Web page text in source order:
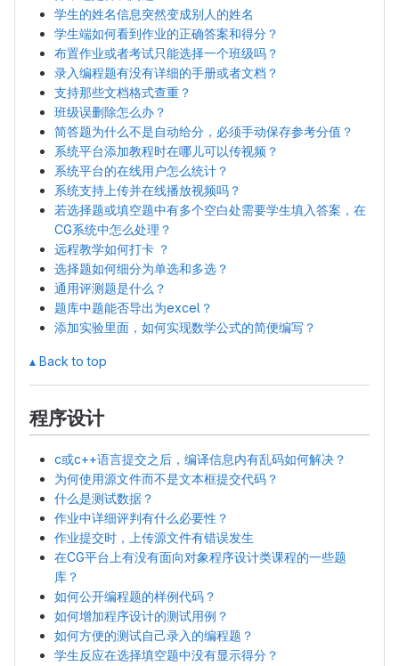
学生的姓名信息突然变成别人的姓名
学生端如何看到作业的正确答案和得分？
布置作业或者考试只能选择一个班级吗？
录入编程题有没有详细的手册或者文档？
支持那些文档格式查重？
班级误删除怎么办？
简答题为什么不是自动给分，必须手动保存参考分值？
系统平台添加教程时在哪儿可以传视频？
系统平台的在线用户怎么统计？
系统支持上传并在线播放视频吗？
若选择题或填空题中有多个空白处需要学生填入答案，在
CG系统中怎么处理？
远程教学如何打卡 ？
选择题如何细分为单选和多选？
通用评测题是什么？
题库中题能否导出为excel？
添加实验里面，如何实现数学公式的简便编写？
▴ Back to top
程序设计
c或c++语言提交之后，编译信息内有乱码如何解决？
为何使用源文件而不是文本框提交代码？
什么是测试数据？
作业中详细评判有什么必要性？
作业提交时，上传源文件有错误发生
在CG平台上有没有面向对象程序设计类课程的一些题
库？
如何公开编程题的样例代码？
如何增加程序设计的测试用例？
如何方便的测试自己录入的编程题？
学生反应在选择填空题中没有显示得分？